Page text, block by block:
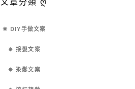
文章分類 ღ
✵ DIY手做文案
✵ 接髮文案
✵ 染髮文案